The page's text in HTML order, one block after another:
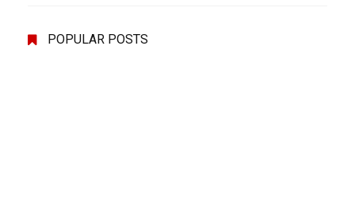
POPULAR POSTS